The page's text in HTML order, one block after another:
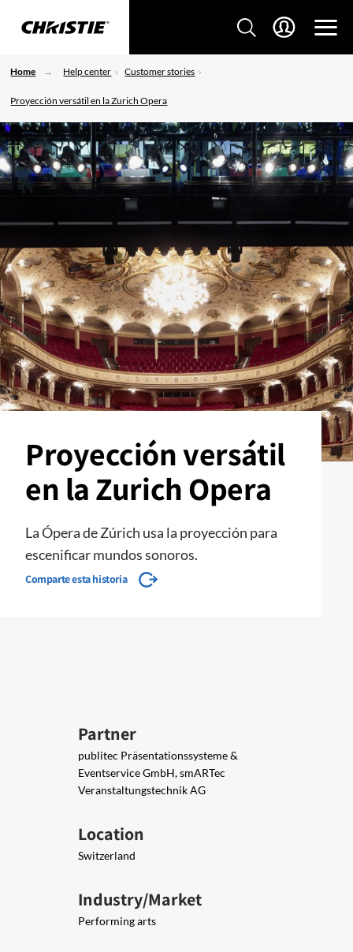
Home Help center Customer stories
Proyección versátil en la Zurich Opera
Proyección versátil
en la Zurich Opera
La Ópera de Zúrich usa la proyección para
escenificar mundos sonoros.
Comparte esta historia
Partner
publitec Präsentationssysteme &
Eventservice GmbH, smARTec
Veranstaltungstechnik AG
Location
Switzerland
Industry/Market
Performing arts